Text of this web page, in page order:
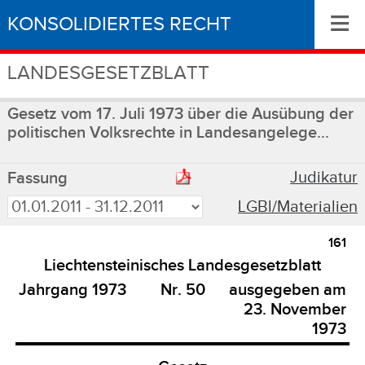
KONSOLIDIERTES RECHT
LANDESGESETZBLATT
≡
Gesetz vom 17. Juli 1973 über die Ausübung der
politischen Volksrechte in Landesangelege...
Fassung
Judikatur
LGBl/Materialien